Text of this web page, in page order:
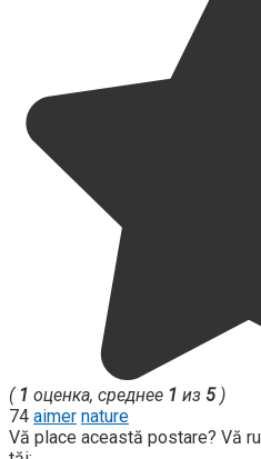
( 1 оценка, среднее 1 из 5)
74 aimer nature
Vă place această postare? Vă